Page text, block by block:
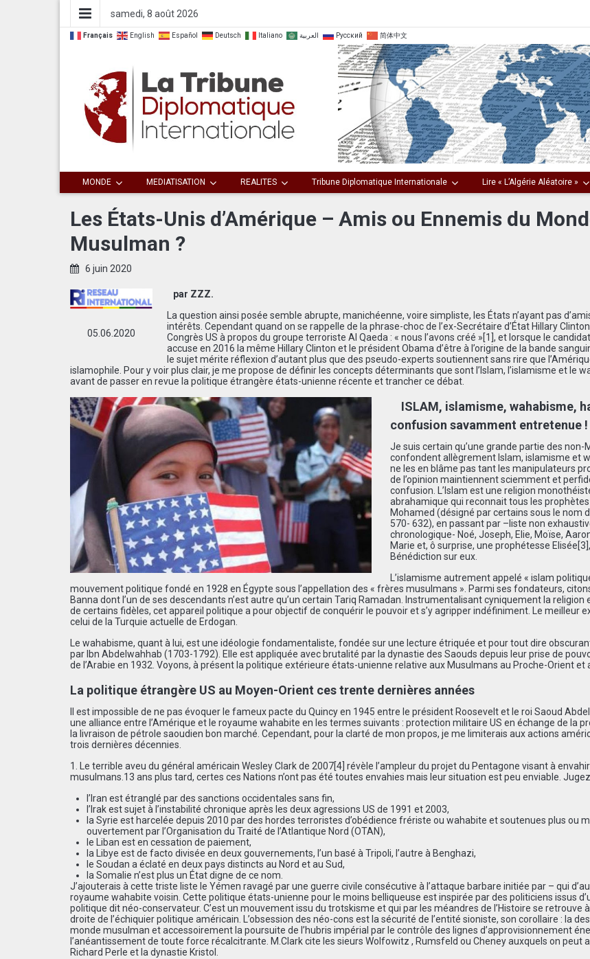
samedi, 8 août 2026
Français English Español Deutsch Italiano العربية Русский 简体中文
La Tribune
Diplomatique
Internationale
MONDE MEDIATISATION REALITES Tribune Diplomatique Internationale Lire « L’Algérie Aléatoire »
Les États-Unis d’Amérique – Amis ou Ennemis du
Musulman ?
6 juin 2020
05.06.2020
par ZZZ.
La question ainsi posée semble abrupte, manichéenne, voire simpliste, les États n’ayant pas
intérêts. Cependant quand on se rappelle de la phrase-choc de l’ex-Secrétaire d’État Hillary
Congrès US à propos du groupe terroriste Al Qaeda : « nous l’avons créé »[1] , et lorsque le
accuse en 2016 la même Hillary Clinton et le président Obama d’être à l’origine de la bande
le sujet mérite réflexion d’autant plus que des pseudo-experts soutiennent sans rire que
islamophile. Pour y voir plus clair, je me propose de définir les concepts déterminants que sont l’Islam, l’islamisme et le
avant de passer en revue la politique étrangère états-unienne récente et trancher ce débat.
ISLAM, islamisme, wahabisme,
confusion savamment entretenue !
Je suis certain qu’une grande partie des non-
confondent allègrement Islam, islamisme et
ne les en blâme pas tant les manipulateurs
de l’opinion maintiennent sciemment et
confusion. L’Islam est une religion
abrahamique qui reconnait tous les prophètes
Mohamed (désigné par certains sous le nom
570- 632), en passant par –liste non
chronologique- Noé, Joseph, Elie, Moïse,
Marie et, ô surprise, une prophétesse Elisée[3]
Bénédiction sur eux.
L’islamisme autrement appelé « islam
mouvement politique fondé en 1928 en Égypte sous l’appellation des « frères musulmans ». Parmi ses fondateurs,
Banna dont l’un de ses descendants n’est autre qu’un certain Tariq Ramadan. Instrumentalisant cyniquement la religion
de certains fidèles, cet appareil politique a pour objectif de conquérir le pouvoir et s’y agripper indéfiniment. Le meilleur
celui de la Turquie actuelle de Erdogan.
Le wahabisme, quant à lui, est une idéologie fondamentaliste, fondée sur une lecture étriquée et pour tout dire
par Ibn Abdelwahhab (1703-1792). Elle est appliquée avec brutalité par la dynastie des Saouds depuis leur prise de
de l’Arabie en 1932. Voyons, à présent la politique extérieure états-unienne relative aux Musulmans au Proche-Orient et
La politique étrangère US au Moyen-Orient ces trente dernières années
Il est impossible de ne pas évoquer le fameux pacte du Quincy en 1945 entre le président Roosevelt et le roi Saoud
une alliance entre l’Amérique et le royaume wahabite en les termes suivants : protection militaire US en échange de la
la livraison de pétrole saoudien bon marché. Cependant, pour la clarté de mon propos, je me limiterais aux actions
trois dernières décennies.
1. Le terrible aveu du général américain Wesley Clark de 2007[4] révèle l’ampleur du projet du Pentagone visant à
musulmans.13 ans plus tard, certes ces Nations n’ont pas été toutes envahies mais leur situation est peu enviable.
l’Iran est étranglé par des sanctions occidentales sans fin,
l’Irak est sujet à l’instabilité chronique après les deux agressions US de 1991 et 2003,
la Syrie est harcelée depuis 2010 par des hordes terroristes d’obédience frériste ou wahabite et soutenues plus ou
ouvertement par l’Organisation du Traité de l’Atlantique Nord (OTAN),
le Liban est en cessation de paiement,
la Libye est de facto divisée en deux gouvernements, l’un basé à Tripoli, l’autre à Benghazi,
le Soudan a éclaté en deux pays distincts au Nord et au Sud,
la Somalie n’est plus un État digne de ce nom.
J’ajouterais à cette triste liste le Yémen ravagé par une guerre civile consécutive à l’attaque barbare initiée par – qui
royaume wahabite voisin. Cette politique états-unienne pour le moins belliqueuse est inspirée par des politiciens issus
politique dit néo-conservateur. C’est un mouvement issu du trotskisme et qui par les méandres de l’Histoire se retrouve
droite de l’échiquier politique américain. L’obsession des néo-cons est la sécurité de l’entité sioniste, son corollaire : la
monde musulman et accessoirement la poursuite de l’hubris impérial par le contrôle des lignes d’approvisionnement
l’anéantissement de toute force récalcitrante. M.Clark cite les sieurs Wolfowitz , Rumsfeld ou Cheney auxquels on peut
Richard Perle et la dynastie Kristol.